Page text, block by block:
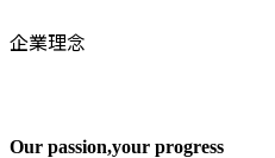
企業理念
Our passion,your progress